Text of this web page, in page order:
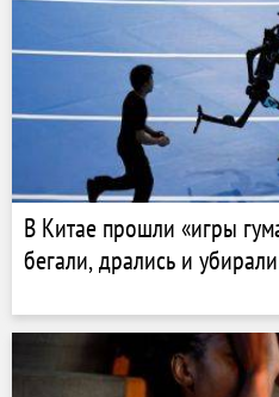
В Китае прошли «игры
бегали, дрались и